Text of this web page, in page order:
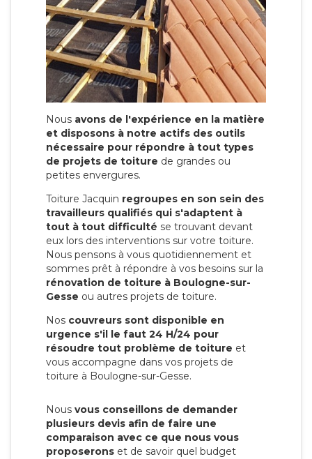
Nous avons de l'expérience en la matière
et disposons à notre actifs des outils
nécessaire pour répondre à tout types
de projets de toiture de grandes ou
petites envergures.
Toiture Jacquin regroupes en son sein des
travailleurs qualifiés qui s'adaptent à
tout à tout difficulté se trouvant devant
eux lors des interventions sur votre toiture.
Nous pensons à vous quotidiennement et
sommes prêt à répondre à vos besoins sur la
rénovation de toiture à Boulogne-sur-
Gesse ou autres projets de toiture.
Nos couvreurs sont disponible en
urgence s'il le faut 24 H/24 pour
résoudre tout problème de toiture et
vous accompagne dans vos projets de
toiture à Boulogne-sur-Gesse.
Nous vous conseillons de demander
plusieurs devis afin de faire une
comparaison avec ce que nous vous
proposerons et de savoir quel budget